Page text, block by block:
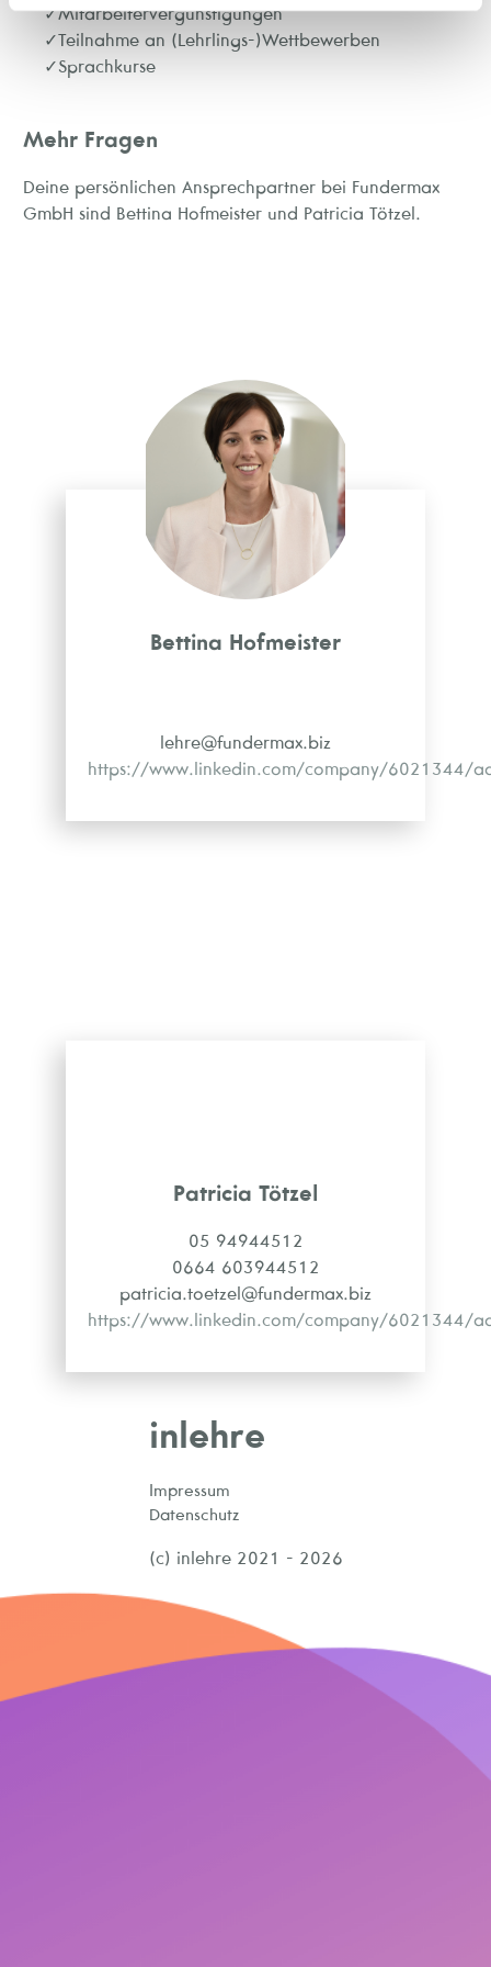
Mitarbeitervergünstigungen
Teilnahme an (Lehrlings-)Wettbewerben
Sprachkurse
Mehr Fragen
Deine persönlichen Ansprechpartner bei Fundermax
GmbH sind Bettina Hofmeister und Patricia Tötzel.
Bettina Hofmeister
lehre@fundermax.biz
https://www.linkedin.com/company/6021344/
Patricia Tötzel
05 94944512
0664 603944512
patricia.toetzel@fundermax.biz
https://www.linkedin.com/company/6021344/
inlehre
Impressum
Datenschutz
(c) inlehre 2021 - 2026